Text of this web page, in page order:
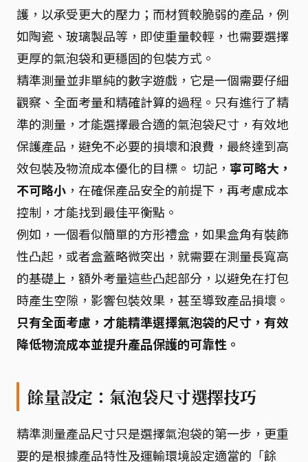
護，以承受更大的壓力；而材質較脆弱的產品，例
如陶瓷、玻璃製品等，即使重量較輕，也需要選擇
更厚的氣泡袋和更穩固的包裝方式。
精準測量並非單純的數字遊戲，它是一個需要仔細
觀察、全面考量和精確計算的過程。只有進行了精
準的測量，才能選擇最合適的氣泡袋尺寸，有效地
保護產品，避免不必要的損壞和浪費，最終達到高
效包裝及物流成本優化的目標。 切記， 寧可略大，
不可略小 ，在確保產品安全的前提下，再考慮成本
控制，才能找到最佳平衡點。
例如，一個看似簡單的方形禮盒，如果盒角有裝飾
性凸起，或者盒蓋略微突出，就需要在測量長寬高
的基礎上，額外考量這些凸起部分，以避免在打包
時產生空隙，影響包裝效果，甚至導致產品損壞。
只有全面考慮，才能精準選擇氣泡袋的尺寸，有效
降低物流成本並提升產品保護的可靠性。
餘量設定：氣泡袋尺寸選擇技巧
精準測量產品尺寸只是選擇氣泡袋的第一步，更重
要的是根據產品特性及運輸環境設定適當的「餘